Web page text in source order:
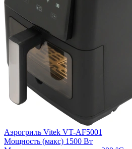
Аэрогриль Vitek VT-AF5001
Мощность (макс) 1500 Вт